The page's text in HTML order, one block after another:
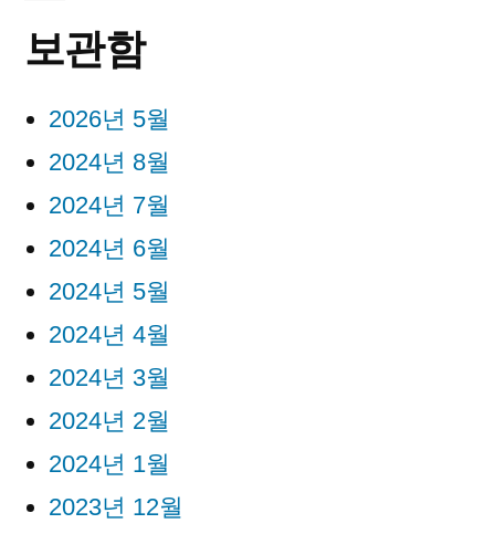
보관함
2026년 5월
2024년 8월
2024년 7월
2024년 6월
2024년 5월
2024년 4월
2024년 3월
2024년 2월
2024년 1월
2023년 12월